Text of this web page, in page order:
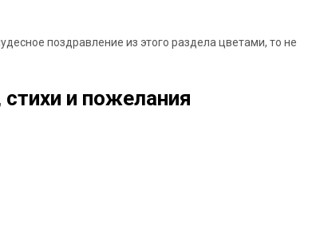
поздравление из этого раздела цветами, то не
и пожелания